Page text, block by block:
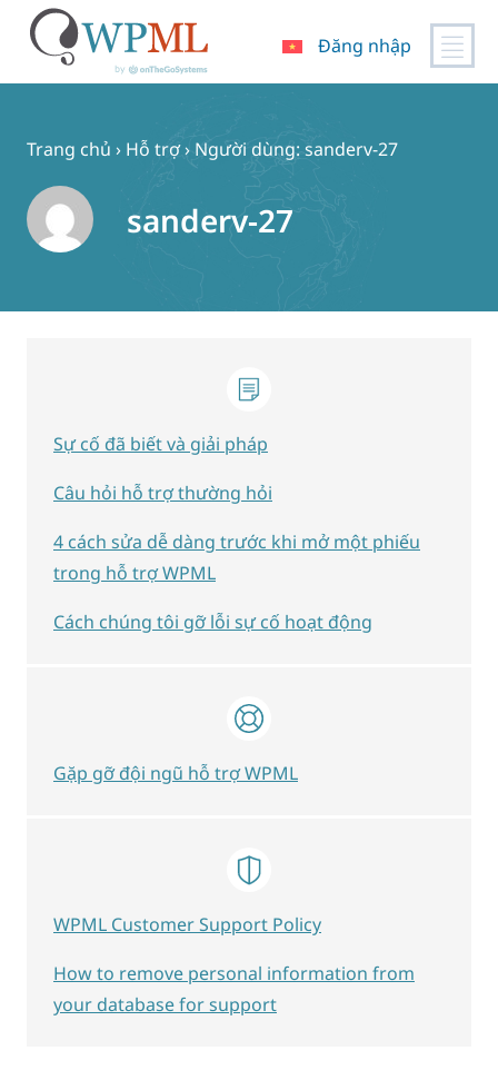
Đăng nhập
Trang chủ › Hỗ trợ› Người dùng: sanderv-27
sanderv-27
Sự cố đã biết và giải pháp
Câu hỏi hỗ trợ thường hỏi
4 cách sửa dễ dàng trước khi mở một phiếu
trong hỗ trợ WPML
Cách chúng tôi gỡ lỗi sự cố hoạt động
Gặp gỡ đội ngũ hỗ trợ WPML
WPML Customer Support Policy
How to remove personal information from
your database for support